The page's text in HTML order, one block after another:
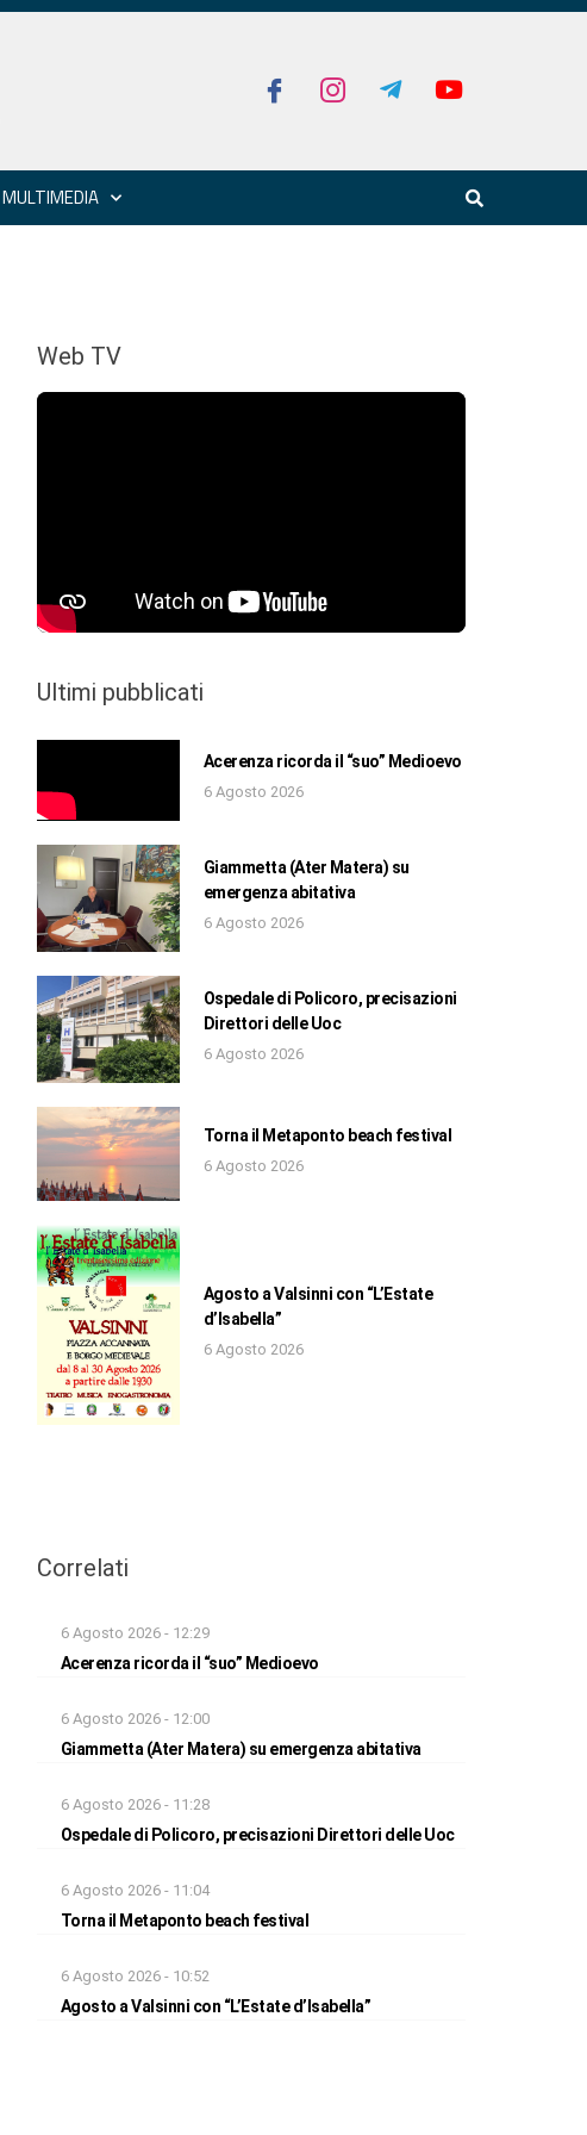
MULTIMEDIA
Web TV
Ultimi pubblicati
Acerenza ricorda il “suo” Medioevo
6 Agosto 2026
Giammetta (Ater Matera) su
emergenza abitativa
6 Agosto 2026
Ospedale di Policoro, precisazioni
Direttori delle Uoc
6 Agosto 2026
Torna il Metaponto beach festival
6 Agosto 2026
Agosto a Valsinni con “L’Estate
d’Isabella”
6 Agosto 2026
Correlati
6 Agosto 2026 - 12:29
Acerenza ricorda il “suo” Medioevo
6 Agosto 2026 - 12:00
Giammetta (Ater Matera) su emergenza abitativa
6 Agosto 2026 - 11:28
Ospedale di Policoro, precisazioni Direttori delle Uoc
6 Agosto 2026 - 11:04
Torna il Metaponto beach festival
6 Agosto 2026 - 10:52
Agosto a Valsinni con “L’Estate d’Isabella”